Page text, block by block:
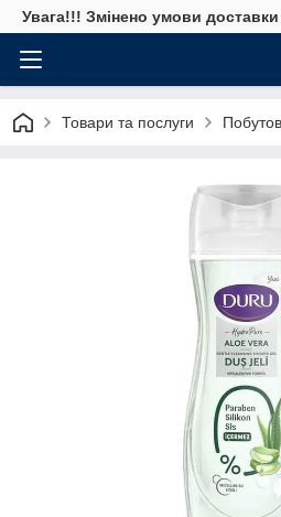
Увага!!! Змінено умови
Товари та послуги